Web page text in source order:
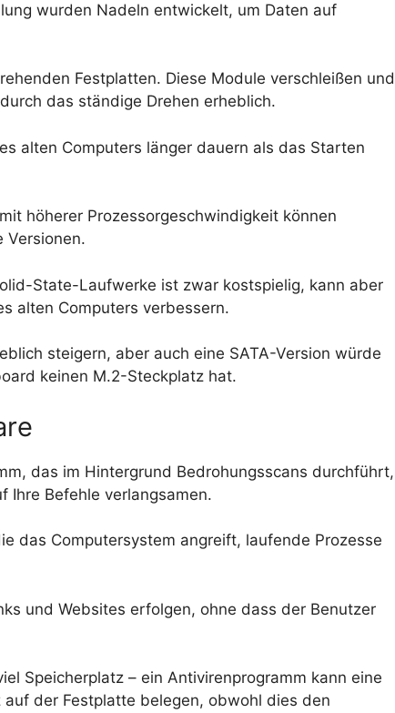
wurden Nadeln entwickelt, um Daten auf
Festplatten. Diese Module verschleißen und
das ständige Drehen erheblich.
alten Computers länger dauern als das Starten
höherer Prozessorgeschwindigkeit können
Versionen.
State-Laufwerke ist zwar kostspielig, kann aber
alten Computers verbessern.
steigern, aber auch eine SATA-Version würde
keinen M.2-Steckplatz hat.
das im Hintergrund Bedrohungsscans durchführt,
Ihre Befehle verlangsamen.
das Computersystem angreift, laufende Prozesse
und Websites erfolgen, ohne dass der Benutzer
Speicherplatz – ein Antivirenprogramm kann eine
der Festplatte belegen, obwohl dies den